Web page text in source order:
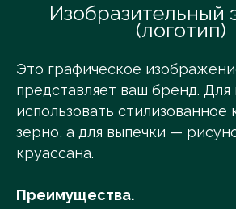
Изобразительный
(логотип)
Это графическое
представляет ваш бренд.
использовать стилизованное
зерно, а для выпечки —
круассана.
Преимущества.